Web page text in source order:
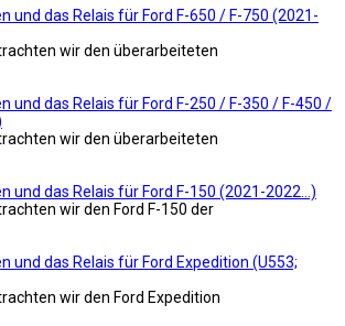
und das Relais für Ford F-650 / F-750 (2021-
wir den überarbeiteten
und das Relais für Ford F-250 / F-350 / F-450 /
wir den überarbeiteten
und das Relais für Ford F-150 (2021-2022…)
wir den Ford F-150 der
und das Relais für Ford Expedition (U553;
wir den Ford Expedition